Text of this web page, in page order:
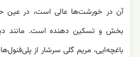
آن در خورشت‌ها عالی ‏است، در عین
بخش و تسکین دهنده است. مانند
باغچه‌ایی، مریم گلی سرشار از